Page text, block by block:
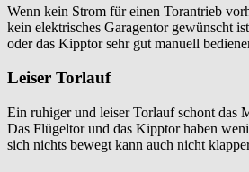
Wenn kein Strom für einen Torantrieb
kein elektrisches Garagentor gewünscht
oder das Kipptor sehr gut manuell
Leiser Torlauf
Ein ruhiger und leiser Torlauf schont das
Das Flügeltor und das Kipptor haben
sich nichts bewegt kann auch nicht